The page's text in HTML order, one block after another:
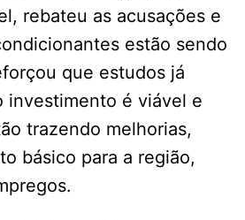
rebateu as acusações e
estão sendo
que estudos já
investimento é viável e
trazendo melhorias,
básico para a região,